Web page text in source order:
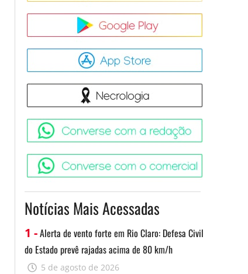
Notícias Mais Acessadas
1 -Alerta de vento forte em Rio Claro: Defesa Civil
do Estado prevê rajadas acima de 80 km/h
5 de agosto de 2026